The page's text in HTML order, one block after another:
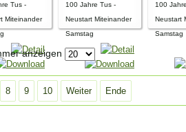
Tus -
Miteinander
100 Jahre Tus -
Neustart Miteinander
Samstag
100
Neustart
Samstag
anzeigen
8 9 10 Weiter Ende